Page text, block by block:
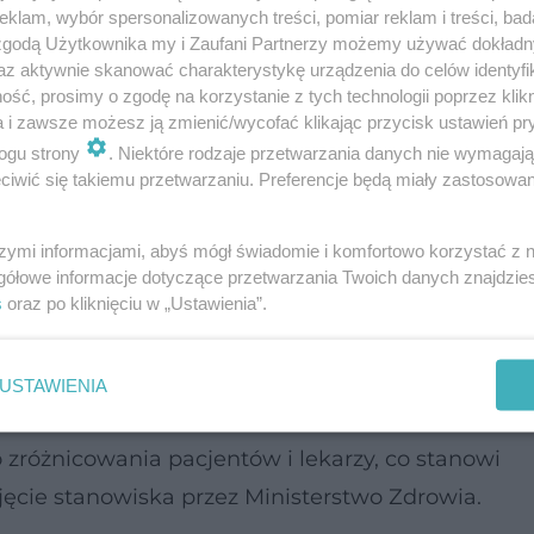
do wystawiania recept ze stuprocentową
lekarze przyjmujący prywatnie -
Prawa Administracyjnego i Gospodarczego
Szmulskiego Dyrektora Departamentu
treści dokumentu zaznaczono, że jeszcze przed
objęte refundacją było możliwe zarówno
przez gabinety specjalistyczne.
pacjentów i lekarzy, co stanowi
stanowiska przez Ministerstwo Zdrowia.
wybór spersonalizowanych treści, pomiar reklam i treści,
Użytkownika my i Zaufani Partnerzy możemy używać
aktywnie skanować charakterystykę urządzenia do celów
prosimy o zgodę na korzystanie z tych technologii poprzez
i zawsze możesz ją zmienić/wycofać klikając przycisk ustawień
strony
. Niektóre rodzaje przetwarzania danych nie
się takiemu przetwarzaniu. Preferencje będą miały
informacjami, abyś mógł świadomie i komfortowo korzystać z
informacje dotyczące przetwarzania Twoich danych
oraz po kliknięciu w „Ustawienia”.
USTAWIENIA